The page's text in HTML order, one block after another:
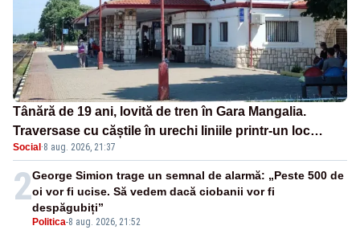
Tânără de 19 ani, lovită de tren în Gara Mangalia.
Traversase cu căștile în urechi liniile printr-un loc
nepermis
Social ·8 aug. 2026, 21:37
2
Politica-8 aug. 2026, 21:52
George Simion trage un semnal de alarmă: „Peste 500 de
oi vor fi ucise. Să vedem dacă ciobanii vor fi
despăgubiți”